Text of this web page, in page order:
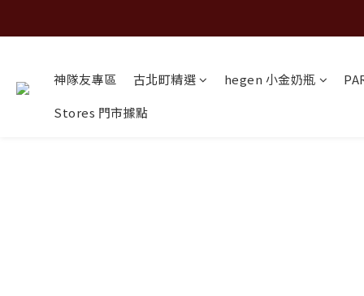
神隊友專區 古北町精選 hegen 小金奶瓶
Stores 門市據點